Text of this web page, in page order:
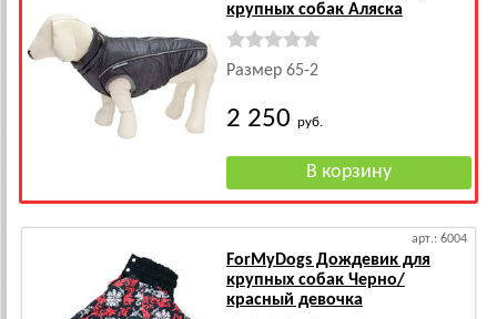
крупных собак Аляска
Размер 65-2
2 250 руб.
арт.: 6004
ForMyDogs Дождевик для
крупных собак Черно/
красный девочка